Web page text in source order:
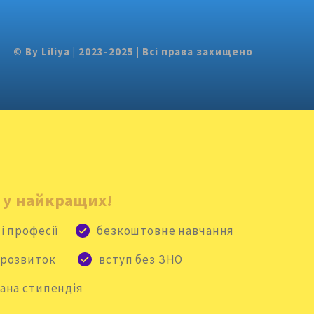
© By Liliya | 2023-2025 | Всі права захищено
у найкращих!
професії
безкоштовне навчання
вступ без ЗНО
стипендія